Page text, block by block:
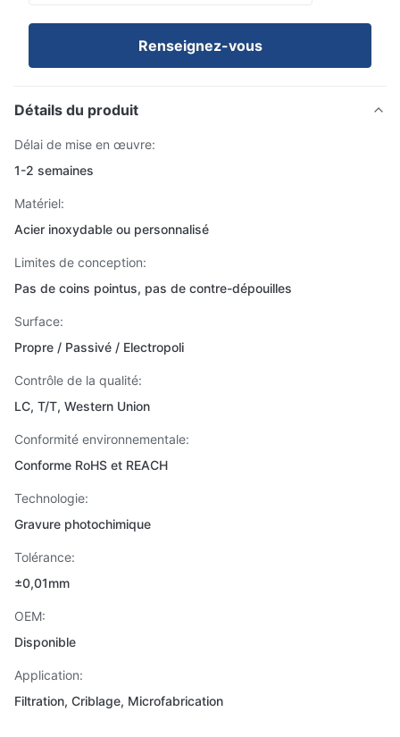
Renseignez-vous
Détails du produit
Délai de mise en œuvre:
1-2 semaines
Matériel:
Acier inoxydable ou personnalisé
Limites de conception:
Pas de coins pointus, pas de contre-dépouilles
Surface:
Propre / Passivé / Electropoli
Contrôle de la qualité:
LC, T/T, Western Union
Conformité environnementale:
Conforme RoHS et REACH
Technologie:
Gravure photochimique
Tolérance:
±0,01mm
OEM:
Disponible
Application:
Filtration, Criblage, Microfabrication